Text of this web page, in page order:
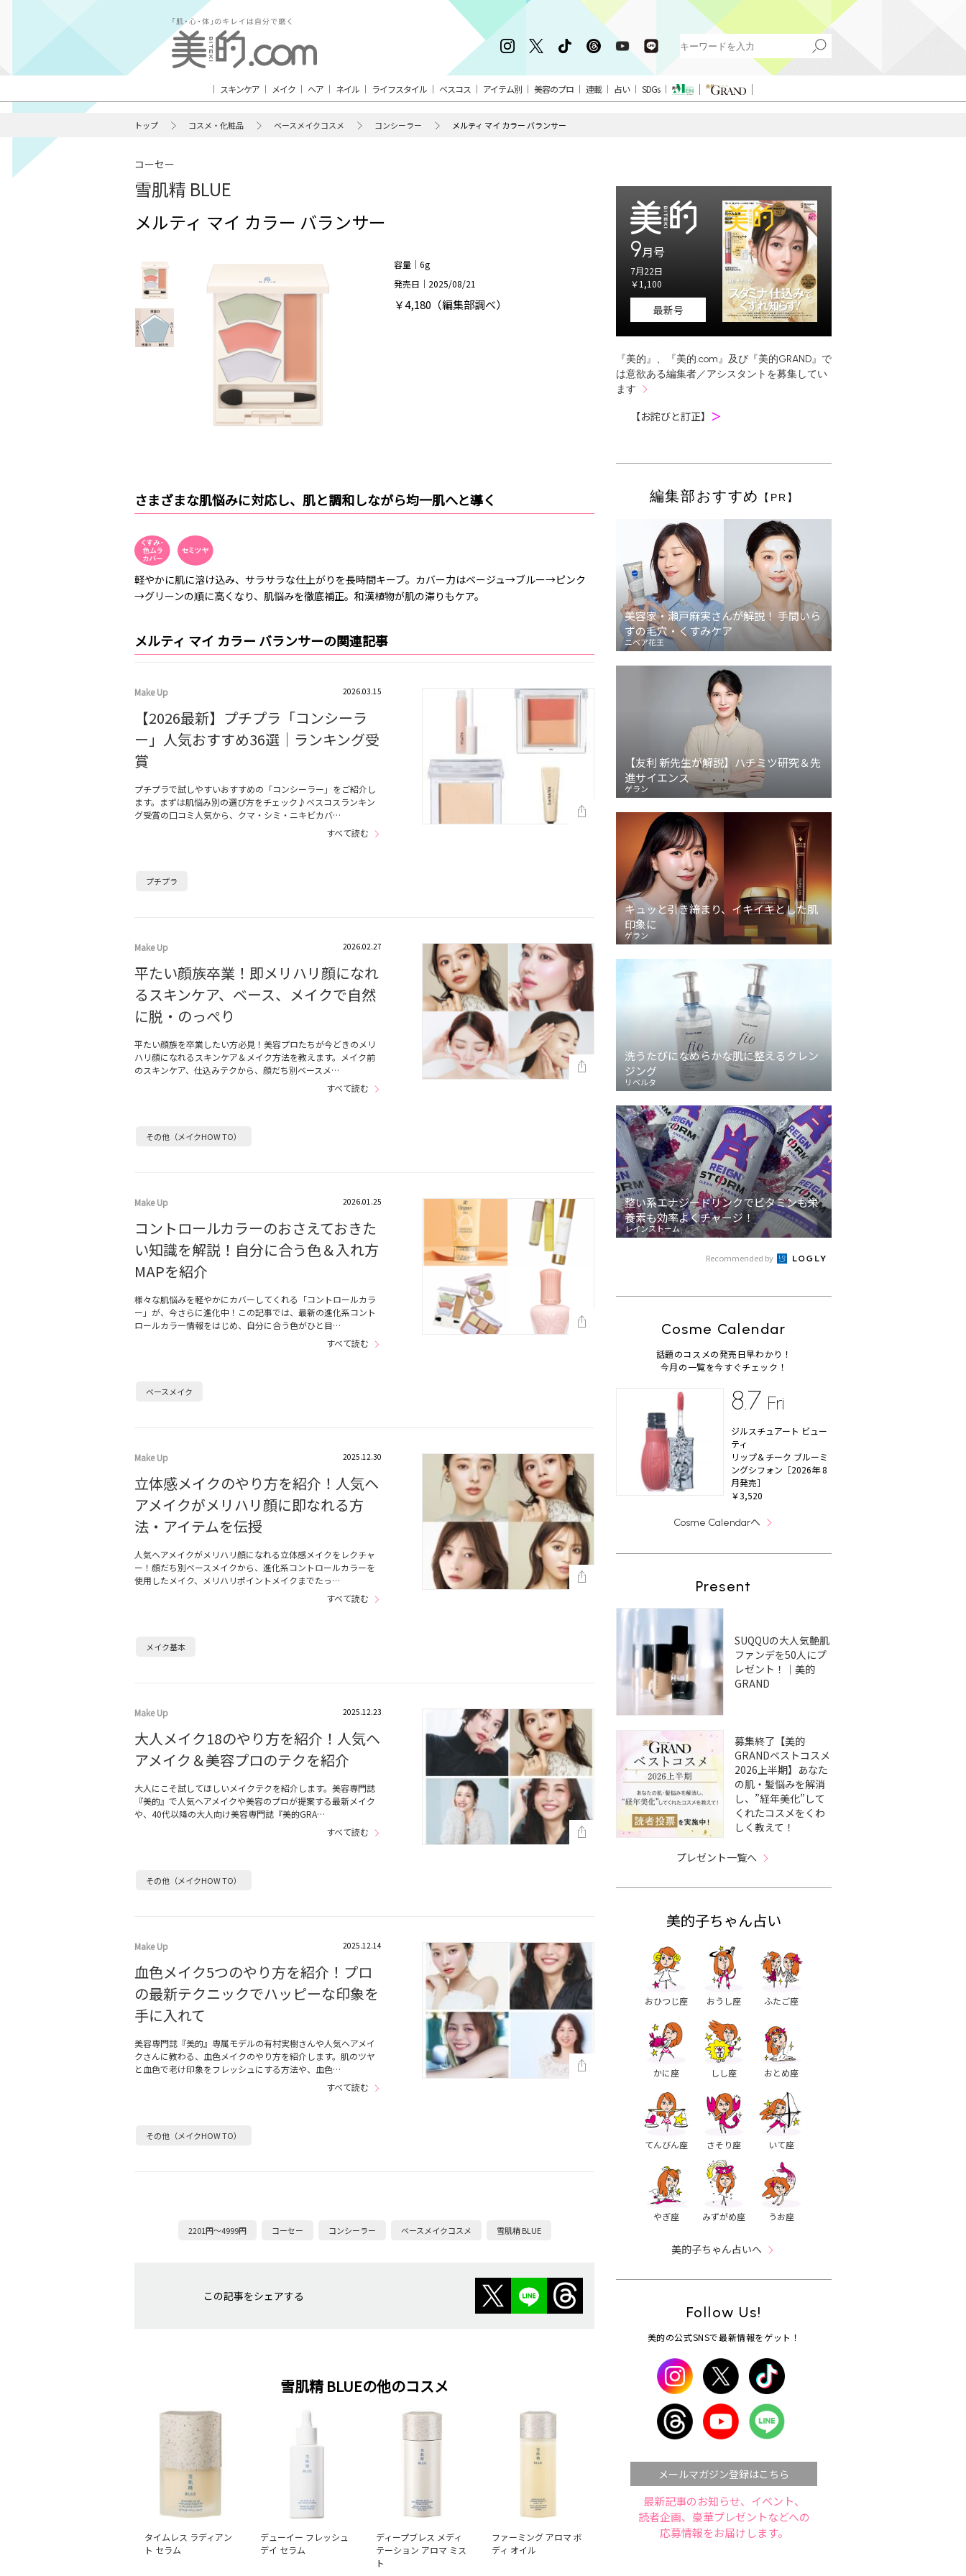
スキンケア メイク ヘア ネイル ライフスタイル ベスコス アイテム別 美容のプロ 連載 占い SDGs
トップ コスメ・化粧品 ベースメイクコスメ コンシーラー メルティ マイ カラー バランサー
コーセー
雪肌精 BLUE
メルティ マイ カラー バランサー
容量｜6g
発売日｜2025/08/21
￥4,180（編集部調べ）
さまざまな肌悩みに対応し、肌と調和しながら均一肌へと導く
軽やかに肌に溶け込み、サラサラな仕上がりを長時間キープ。カバー力はベージュ→ブルー→ピンク
→グリーンの順に高くなり、肌悩みを徹底補正。和漢植物が肌の滞りもケア。
メルティ マイ カラー バランサーの関連記事
Make Up 2026.03.15
【2026最新】プチプラ「コンシーラ
ー」人気おすすめ36選｜ランキング受
賞
プチプラで試しやすいおすすめの「コンシーラー」をご紹介し
ます。まずは肌悩み別の選び方をチェック♪ベスコスランキン
グ受賞の口コミ人気から、クマ・シミ・ニキビカバ…
すべて読む
プチプラ
Make Up 2026.02.27
平たい顔族卒業！即メリハリ顔になれ
るスキンケア、ベース、メイクで自然
に脱・のっぺり
平たい顔族を卒業したい方必見！美容プロたちが今どきのメリ
ハリ顔になれるスキンケア＆メイク方法を教えます。メイク前
のスキンケア、仕込みテクから、顔だち別ベースメ…
すべて読む
その他（メイクHOW TO）
Make Up 2026.01.25
コントロールカラーのおさえておきた
い知識を解説！自分に合う色＆入れ方
MAPを紹介
様々な肌悩みを軽やかにカバーしてくれる「コントロールカラ
ー」が、今さらに進化中！この記事では、最新の進化系コント
ロールカラー情報をはじめ、自分に合う色がひと目…
すべて読む
ベースメイク
Make Up 2025.12.30
立体感メイクのやり方を紹介！人気ヘ
アメイクがメリハリ顔に即なれる方
法・アイテムを伝授
人気ヘアメイクがメリハリ顔になれる立体感メイクをレクチャ
ー！顔だち別ベースメイクから、進化系コントロールカラーを
使用したメイク、メリハリポイントメイクまでたっ…
すべて読む
メイク基本
Make Up 2025.12.23
大人メイク18のやり方を紹介！人気ヘ
アメイク＆美容プロのテクを紹介
大人にこそ試してほしいメイクテクを紹介します。美容専門誌
『美的』で人気ヘアメイクや美容のプロが提案する最新メイク
や、40代以降の大人向け美容専門誌『美的GRA…
すべて読む
その他（メイクHOW TO）
Make Up 2025.12.14
血色メイク5つのやり方を紹介！プロ
の最新テクニックでハッピーな印象を
手に入れて
美容専門誌『美的』専属モデルの有村実樹さんや人気ヘアメイ
クさんに教わる、血色メイクのやり方を紹介します。肌のツヤ
と血色で老け印象をフレッシュにする方法や、血色…
すべて読む
その他（メイクHOW TO）
2201円～4999円 コーセー コンシーラー ベースメイクコスメ 雪肌精 BLUE
この記事をシェアする
雪肌精 BLUEの他のコスメ
タイムレス ラディアン
ト セラム
デューイー フレッシュ
デイ セラム
ディープブレス メディ
テーション アロマ ミス
ト
ファーミング アロマ ボ
ディ オイル
9月号
7月22日
￥1,100
最新号
『美的』、『美的.com』及び『美的GRAND』で
は意欲ある編集者／アシスタントを募集してい
ます
【お詫びと訂正】 ＞
編集部おすすめ 【PR】
美容家・瀬戸麻実さんが解説！ 手間いら
ずの毛穴・くすみケア
ニベア花王
【友利 新先生が解説】ハチミツ研究＆先
進サイエンス
ゲラン
キュッと引き締まり、イキイキとした肌
印象に
ゲラン
洗うたびになめらかな肌に整えるクレン
ジング
リベルタ
整い系エナジードリンクでビタミンも栄
養素も効率よくチャージ！
レインストーム
Recommended by
Cosme Calendar
話題のコスメの発売日早わかり！
今月の一覧を今すぐチェック！
8.7 Fri
ジルスチュアート ビュー
ティ
リップ＆チーク ブルーミ
ングシフォン［2026年 8
月発売］
￥3,520
Cosme Calendarへ
Present
SUQQUの大人気艶肌
ファンデを50人にプ
レゼント！｜美的
GRAND
募集終了【美的
GRANDベストコスメ
2026上半期】あなた
の肌・髪悩みを解消
し、”経年美化”して
くれたコスメをくわ
しく教えて！
プレゼント一覧へ
美的子ちゃん占い
おひつじ座 おうし座 ふたご座
かに座 しし座 おとめ座
てんびん座 さそり座 いて座
やぎ座 みずがめ座 うお座
美的子ちゃん占いへ
Follow Us!
美的の公式SNSで最新情報をゲット！
メールマガジン登録はこちら
最新記事のお知らせ、イベント、
読者企画、豪華プレゼントなどへの
応募情報をお届けします。